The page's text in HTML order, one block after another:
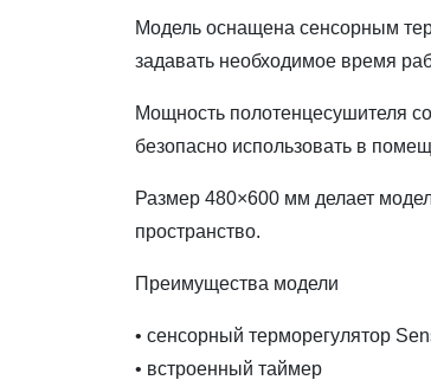
Модель оснащена сенсорным
задавать необходимое время
Мощность полотенцесушителя
безопасно использовать в
Размер 480×600 мм делает
пространство.
Преимущества модели
• сенсорный терморегулятор
• встроенный таймер